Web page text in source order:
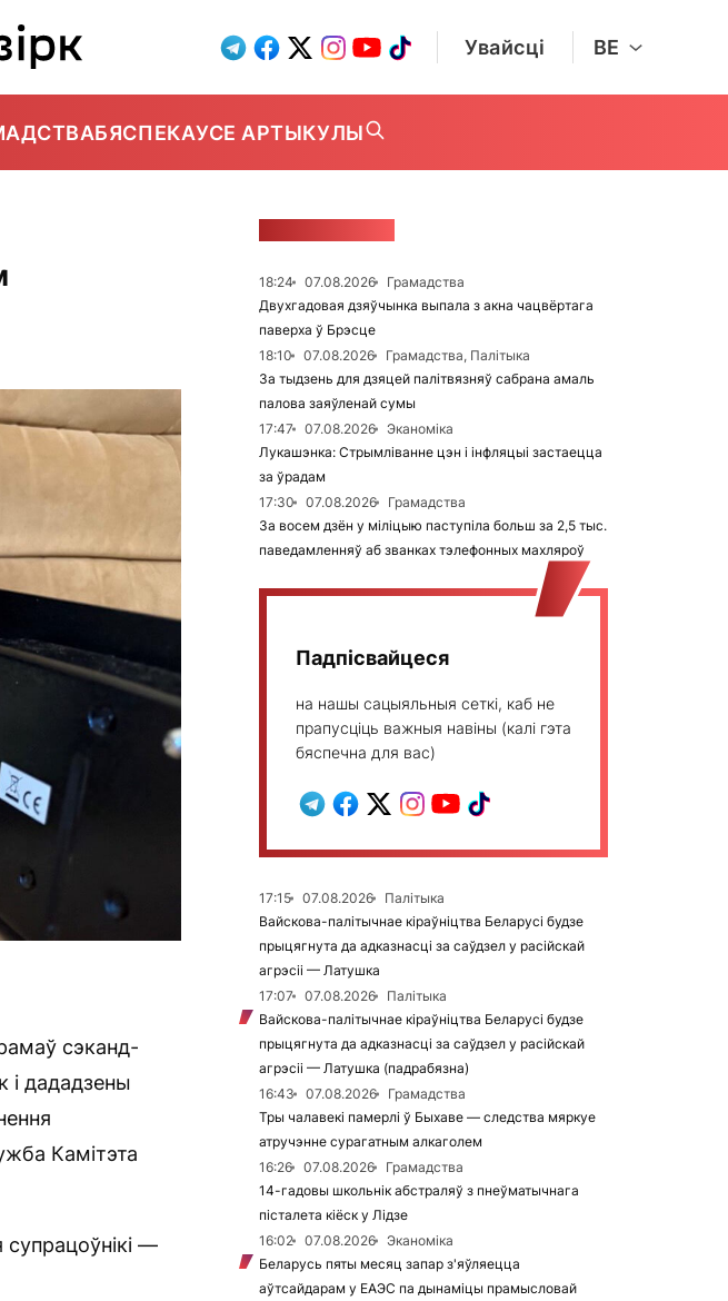
Увайсці BE
БЯСПЕКАУСЕ АРТЫКУЛЫ
сэканд-
і дададзены
Камітэта
—
18:24 07.08.2026
Грамадства
Двухгадовая дзяўчынка выпала з акна чацвёртага
паверха ў Брэсце
18:10
07.08.2026
Грамадства, Палітыка
За тыдзень для дзяцей палітвязняў сабрана амаль
палова заяўленай сумы
17:47
07.08.2026
Эканоміка
Лукашэнка: Стрымліванне цэн і інфляцыі застаецца
за ўрадам
17:30
07.08.2026
Грамадства
За восем дзён у міліцыю паступіла больш за 2,5 тыс.
паведамленняў аб званках тэлефонных махляроў
Падпісвайцеся
на нашы сацыяльныя сеткі, каб не
прапусціць важныя навіны (калі гэта
бяспечна для вас)
17:15 07.08.2026
Палітыка
Вайскова-палітычнае кіраўніцтва Беларусі будзе
прыцягнута да адказнасці за саўдзел у расійскай
агрэсіі — Латушка
17:07
07.08.2026
Палітыка
Вайскова-палітычнае кіраўніцтва Беларусі будзе
прыцягнута да адказнасці за саўдзел у расійскай
агрэсіі — Латушка (падрабязна)
16:43
07.08.2026
Грамадства
Тры чалавекі памерлі ў Быхаве — следства мяркуе
атручэнне сурагатным алкаголем
16:26
07.08.2026
Грамадства
14-гадовы школьнік абстраляў з пнеўматычнага
пісталета кіёск у Лідзе
16:02
07.08.2026
Эканоміка
Беларусь пяты месяц запар з'яўляецца
аўтсайдарам у ЕАЭС па дынаміцы прамысловай